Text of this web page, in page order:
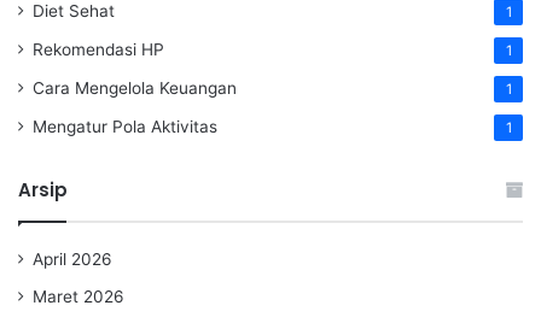
Diet Sehat 1
Rekomendasi HP 1
Cara Mengelola Keuangan 1
Mengatur Pola Aktivitas 1
Arsip
April 2026
Maret 2026